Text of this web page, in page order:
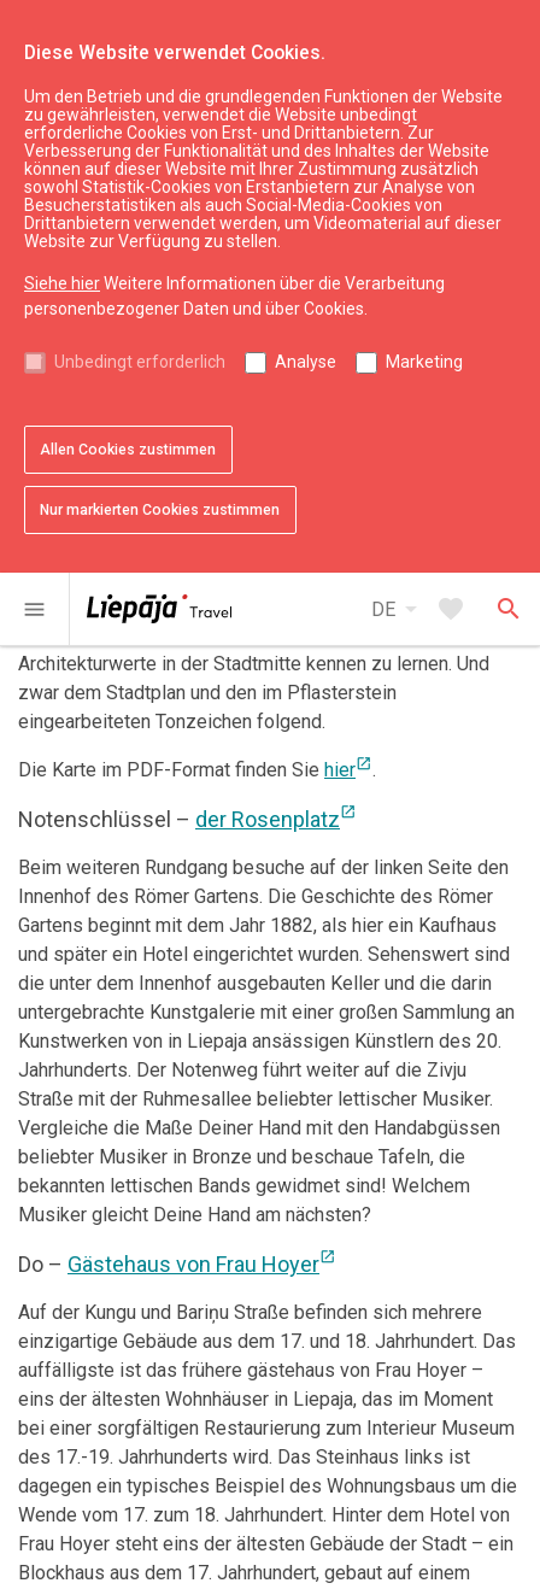
Diese Website verwendet Cookies.
Um den Betrieb und die grundlegenden Funktionen der Website
zu gewährleisten, verwendet die Website unbedingt
erforderliche Cookies von Erst- und Drittanbietern. Zur
Verbesserung der Funktionalität und des Inhaltes der Website
können auf dieser Website mit Ihrer Zustimmung zusätzlich
sowohl Statistik-Cookies von Erstanbietern zur Analyse von
Besucherstatistiken als auch Social-Media-Cookies von
Drittanbietern verwendet werden, um Videomaterial auf dieser
Website zur Verfügung zu stellen.
Siehe hierWeitere Informationen über die Verarbeitung
personenbezogener Daten und über Cookies.
Unbedingt erforderlich Analyse Marketing
Allen Cookies zustimmen
Nur markierten Cookies zustimmen
menu DE arrow_drop_down favorite search
Sehen & Tun Routen
Rundgang "Liepaja – wie nach Noten!"
chevron_left
1 von 3
2 von 3
3 von 3
Der Rundgang “Liepaja – wie nach Noten!” ist der
einfachste Weg Liepaja zu besichtigen und die
Architekturwerte in der Stadtmitte kennen zu lernen. Und
zwar dem Stadtplan und den im Pflasterstein
eingearbeiteten Tonzeichen folgend.
Die Karte im PDF-Format finden Sie hieropen_in_new.
Notenschlüssel – der Rosenplatzopen_in_new
Beim weiteren Rundgang besuche auf der linken Seite den
Innenhof des Römer Gartens. Die Geschichte des Römer
Gartens beginnt mit dem Jahr 1882, als hier ein Kaufhaus
und später ein Hotel eingerichtet wurden. Sehenswert sind
die unter dem Innenhof ausgebauten Keller und die darin
untergebrachte Kunstgalerie mit einer großen Sammlung an
Kunstwerken von in Liepaja ansässigen Künstlern des 20.
Jahrhunderts. Der Notenweg führt weiter auf die Zivju
Straße mit der Ruhmesallee beliebter lettischer Musiker.
Vergleiche die Maße Deiner Hand mit den Handabgüssen
beliebter Musiker in Bronze und beschaue Tafeln, die
bekannten lettischen Bands gewidmet sind! Welchem
Musiker gleicht Deine Hand am nächsten?
Do – Gästehaus von Frau Hoyeropen_in_new
Auf der Kungu und Bariņu Straße befinden sich mehrere
einzigartige Gebäude aus dem 17. und 18. Jahrhundert. Das
auffälligste ist das frühere gästehaus von Frau Hoyer –
eins der ältesten Wohnhäuser in Liepaja, das im Moment
bei einer sorgfältigen Restaurierung zum Interieur Museum
des 17.-19. Jahrhunderts wird. Das Steinhaus links ist
dagegen ein typisches Beispiel des Wohnungsbaus um die
Wende vom 17. zum 18. Jahrhundert. Hinter dem Hotel von
Frau Hoyer steht eins der ältesten Gebäude der Stadt – ein
Blockhaus aus dem 17. Jahrhundert, gebaut auf einem